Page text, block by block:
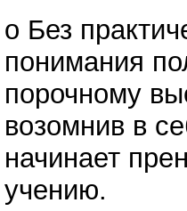
o Без
понимания
порочному
возомнив в
начинает
учению.